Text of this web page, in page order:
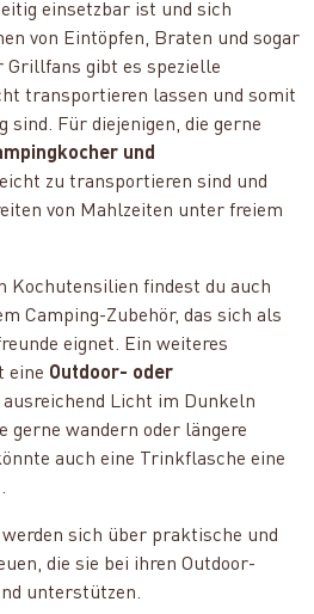
einsetzbar ist und sich
von Eintöpfen, Braten und sogar
Grillfans gibt es spezielle
transportieren lassen und somit
sind. Für diejenigen, die gerne
und
zu transportieren sind und
von Mahlzeiten unter freiem
Kochutensilien findest du auch
Camping-Zubehör, das sich als
eignet. Ein weiteres
eine Outdoor- oder
ausreichend Licht im Dunkeln
gerne wandern oder längere
auch eine Trinkflasche eine
sich über praktische und
die sie bei ihren Outdoor-
unterstützen.